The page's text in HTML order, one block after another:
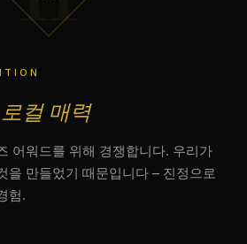
컬 매력
어워드를 위해 경쟁합니다. 우리가
을 만들었기 때문입니다 – 진정으로
험.